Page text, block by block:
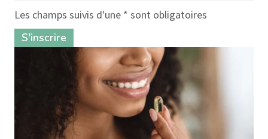
Les champs suivis d'une * sont obligatoires